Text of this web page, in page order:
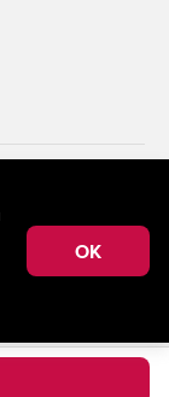
технологии
к
OK